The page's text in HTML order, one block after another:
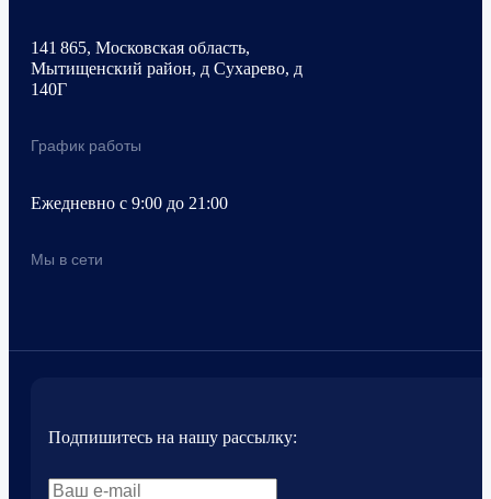
141 865, Московская область,
Мытищенский район, д Сухарево, д
140Г
График работы
Ежедневно с 9:00 до 21:00
Мы в сети
Подпишитесь на нашу рассылку: